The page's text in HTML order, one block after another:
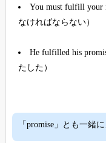
You must fulfill your
なければならない）
He fulfilled his
たした）
「promise」とも一緒